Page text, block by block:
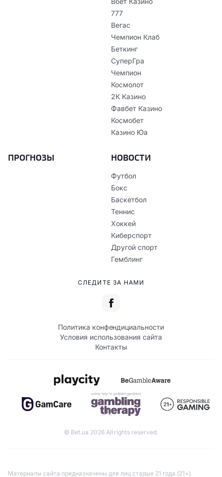
777
Вегас
Чемпион Клаб
Беткинг
СуперГра
Чемпион
Космолот
2К Казино
Фавбет Казино
Космобет
Казино Юа
ПРОГНОЗЫ НОВОСТИ
Футбол
Бокс
Баскетбол
Теннис
Хоккей
Киберспорт
Другой спорт
Гемблинг
СЛЕДИТЕ ЗА НАМИ
Политика конфендициальности
Условия использования сайта
Контакты
© Bet.ua 2026 All rights reserved.
Материалы сайта предназначены для лиц старше 21 года (21+).